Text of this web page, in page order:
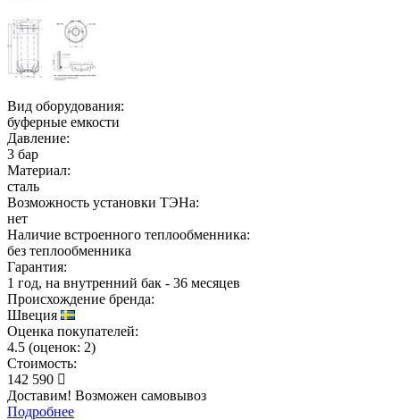
Вид оборудования:
буферные емкости
Давление:
3 бар
Материал:
сталь
Возможность установки ТЭНа:
нет
Наличие встроенного теплообменника:
без теплообменника
Гарантия:
1 год, на внутренний бак - 36 месяцев
Происхождение бренда:
Швеция
Оценка покупателей:
4.5 (оценок: 2)
Стоимость:
142 590
Доставим! Возможен самовывоз
Подробнее